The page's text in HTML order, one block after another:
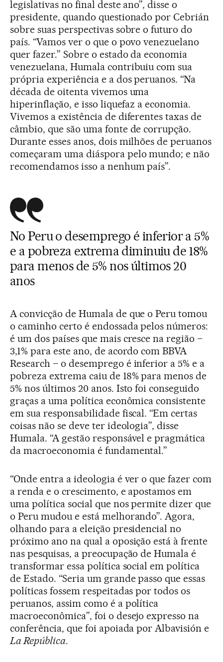
legislativas no final deste ano”, disse o
presidente, quando questionado por Cebrián
sobre suas perspectivas sobre o futuro do
país. “Vamos ver o que o povo venezuelano
quer fazer.” Sobre o estado da economia
venezuelana, Humala contribuiu com sua
própria experiência e a dos peruanos. “Na
década de oitenta vivemos uma
hiperinflação, e isso liquefaz a economia.
Vivemos a existência de diferentes taxas de
câmbio, que são uma fonte de corrupção.
Durante esses anos, dois milhões de peruanos
começaram uma diáspora pelo mundo; e não
recomendamos isso a nenhum país”.
No Peru o desemprego é inferior a 5%
e a pobreza extrema diminuiu de 18%
para menos de 5% nos últimos 20
anos
A convicção de Humala de que o Peru tomou
o caminho certo é endossada pelos números:
é um dos países que mais cresce na região –
3,1% para este ano, de acordo com BBVA
Research – o desemprego é inferior a 5% e a
pobreza extrema caiu de 18% para menos de
5% nos últimos 20 anos. Isto foi conseguido
graças a uma política econômica consistente
em sua responsabilidade fiscal. “Em certas
coisas não se deve ter ideologia”, disse
Humala. “A gestão responsável e pragmática
da macroeconomia é fundamental.”
“Onde entra a ideologia é ver o que fazer com
a renda e o crescimento, e apostamos em
uma política social que nos permite dizer que
o Peru mudou e está melhorando”. Agora,
olhando para a eleição presidencial no
próximo ano na qual a oposição está à frente
nas pesquisas, a preocupação de Humala é
transformar essa política social em política
de Estado. “Seria um grande passo que essas
políticas fossem respeitadas por todos os
peruanos, assim como é a política
macroeconômica”, foi o desejo expresso na
conferência, que foi apoiada por Albavisión e
La República.